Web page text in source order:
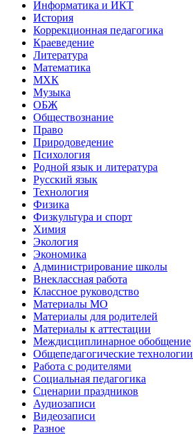
Информатика и ИКТ
История
Коррекционная педагогика
Краеведение
Литература
Математика
МХК
Музыка
ОБЖ
Обществознание
Право
Природоведение
Психология
Родной язык и литература
Русский язык
Технология
Физика
Физкультура и спорт
Химия
Экология
Экономика
Администрирование школы
Внеклассная работа
Классное руководство
Материалы МО
Материалы для родителей
Материалы к аттестации
Междисциплинарное обобщение
Общепедагогические технологии
Работа с родителями
Социальная педагогика
Сценарии праздников
Аудиозаписи
Видеозаписи
Разное